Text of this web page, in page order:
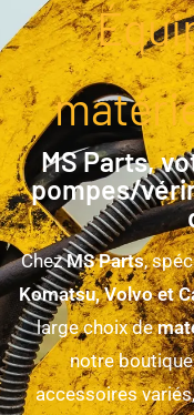
MS Parts,
pompes/
ChezMS Parts,
Komatsu, Volvo et
large choix de
notre
accessoires